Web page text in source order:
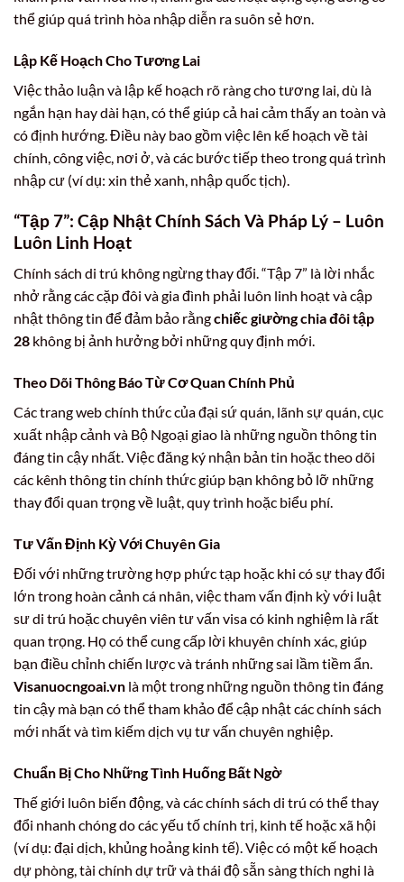
thể giúp quá trình hòa nhập diễn ra suôn sẻ hơn.
Lập Kế Hoạch Cho Tương Lai
Việc thảo luận và lập kế hoạch rõ ràng cho tương lai, dù là
ngắn hạn hay dài hạn, có thể giúp cả hai cảm thấy an toàn và
có định hướng. Điều này bao gồm việc lên kế hoạch về tài
chính, công việc, nơi ở, và các bước tiếp theo trong quá trình
nhập cư (ví dụ: xin thẻ xanh, nhập quốc tịch).
“Tập 7”: Cập Nhật Chính Sách Và Pháp Lý – Luôn
Luôn Linh Hoạt
Chính sách di trú không ngừng thay đổi. “Tập 7” là lời nhắc
nhở rằng các cặp đôi và gia đình phải luôn linh hoạt và cập
nhật thông tin để đảm bảo rằngchiếc giường chia đôi tập
28 không bị ảnh hưởng bởi những quy định mới.
Theo Dõi Thông Báo Từ Cơ Quan Chính Phủ
Các trang web chính thức của đại sứ quán, lãnh sự quán, cục
xuất nhập cảnh và Bộ Ngoại giao là những nguồn thông tin
đáng tin cậy nhất. Việc đăng ký nhận bản tin hoặc theo dõi
các kênh thông tin chính thức giúp bạn không bỏ lỡ những
thay đổi quan trọng về luật, quy trình hoặc biểu phí.
Tư Vấn Định Kỳ Với Chuyên Gia
Đối với những trường hợp phức tạp hoặc khi có sự thay đổi
lớn trong hoàn cảnh cá nhân, việc tham vấn định kỳ với luật
sư di trú hoặc chuyên viên tư vấn visa có kinh nghiệm là rất
quan trọng. Họ có thể cung cấp lời khuyên chính xác, giúp
bạn điều chỉnh chiến lược và tránh những sai lầm tiềm ẩn.
Visanuocngoai.vn là một trong những nguồn thông tin đáng
tin cậy mà bạn có thể tham khảo để cập nhật các chính sách
mới nhất và tìm kiếm dịch vụ tư vấn chuyên nghiệp.
Chuẩn Bị Cho Những Tình Huống Bất Ngờ
Thế giới luôn biến động, và các chính sách di trú có thể thay
đổi nhanh chóng do các yếu tố chính trị, kinh tế hoặc xã hội
(ví dụ: đại dịch, khủng hoảng kinh tế). Việc có một kế hoạch
dự phòng, tài chính dự trữ và thái độ sẵn sàng thích nghi là